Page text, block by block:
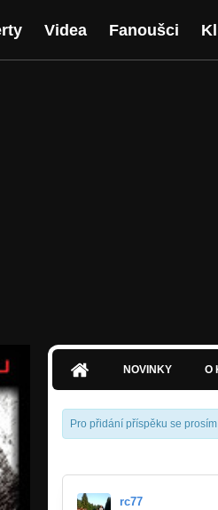
Videa Fanoušci
NOVINKY O
Pro přidání příspěku se prosím
rc77